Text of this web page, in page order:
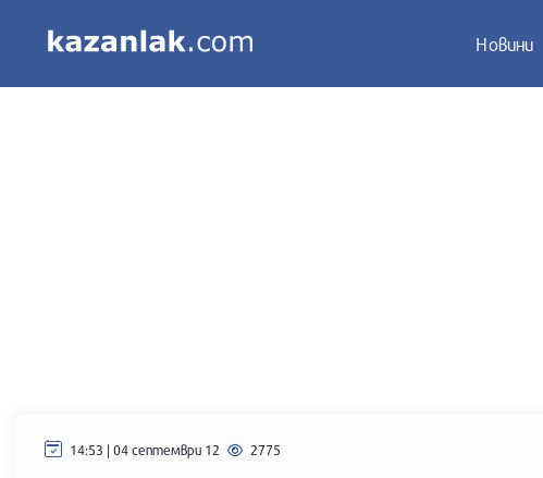
Новини
14:53 | 04 септември 12 2775